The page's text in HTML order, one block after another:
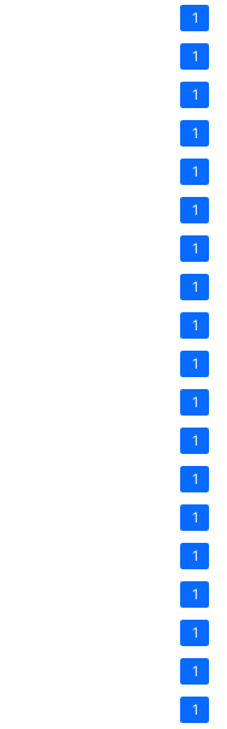
1
1
1
1
1
1
1
1
1
1
1
1
1
1
1
1
1
1
1